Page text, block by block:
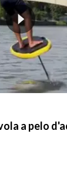
a pelo